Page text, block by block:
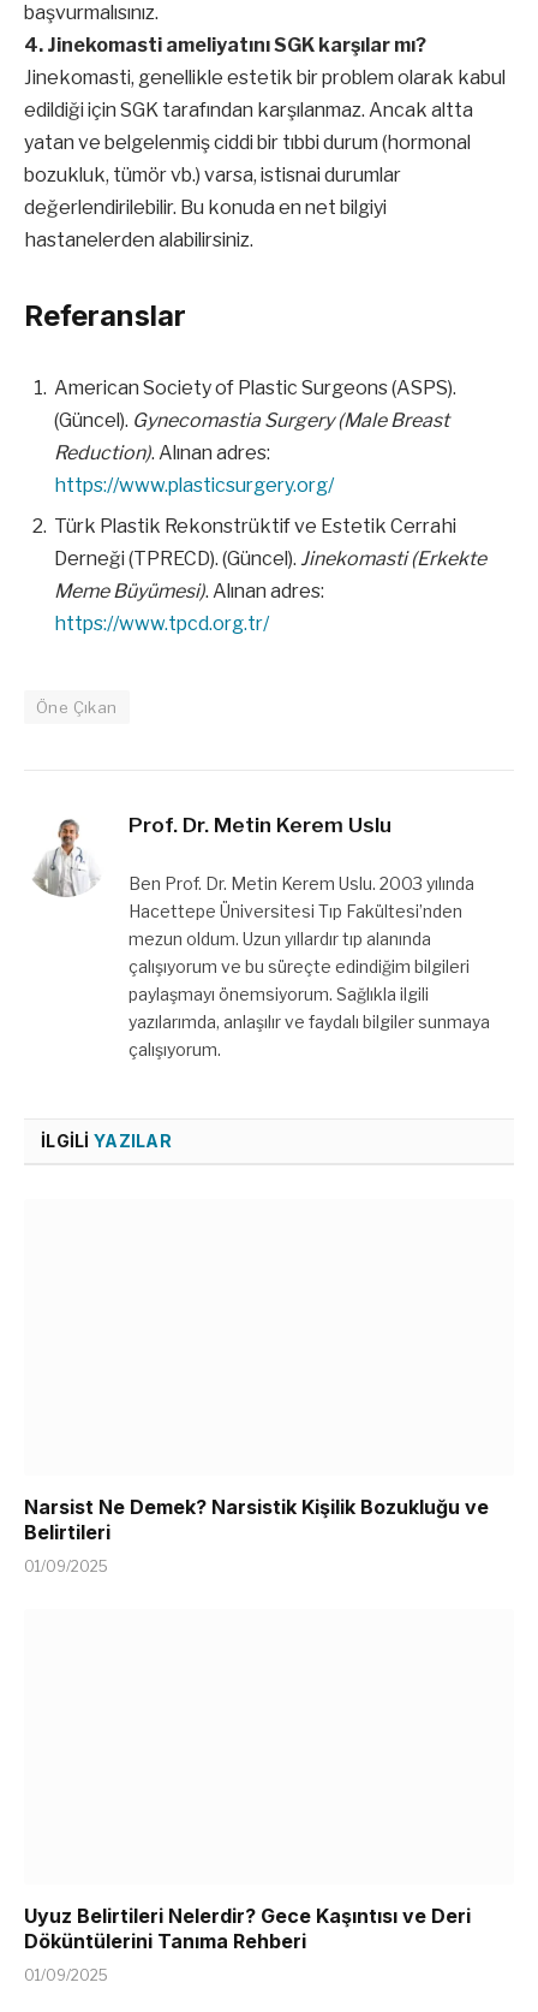
başvurmalısınız.
4. Jinekomasti ameliyatını SGK karşılar mı?
Jinekomasti, genellikle estetik bir problem olarak kabul
edildiği için SGK tarafından karşılanmaz. Ancak altta
yatan ve belgelenmiş ciddi bir tıbbi durum (hormonal
bozukluk, tümör vb.) varsa, istisnai durumlar
değerlendirilebilir. Bu konuda en net bilgiyi
hastanelerden alabilirsiniz.
Referanslar
American Society of Plastic Surgeons (ASPS).
(Güncel). Gynecomastia Surgery (Male Breast
Reduction). Alınan adres:
https://www.plasticsurgery.org/
Türk Plastik Rekonstrüktif ve Estetik Cerrahi
Derneği (TPRECD). (Güncel). Jinekomasti (Erkekte
Meme Büyümesi). Alınan adres:
https://www.tpcd.org.tr/
Öne Çıkan
Prof. Dr. Metin Kerem Uslu
Ben Prof. Dr. Metin Kerem Uslu. 2003 yılında
Hacettepe Üniversitesi Tıp Fakültesi’nden
mezun oldum. Uzun yıllardır tıp alanında
çalışıyorum ve bu süreçte edindiğim bilgileri
paylaşmayı önemsiyorum. Sağlıkla ilgili
yazılarımda, anlaşılır ve faydalı bilgiler sunmaya
çalışıyorum.
İLGILI YAZILAR
Narsist Ne Demek? Narsistik Kişilik Bozukluğu ve
Belirtileri
01/09/2025
Uyuz Belirtileri Nelerdir? Gece Kaşıntısı ve Deri
Döküntülerini Tanıma Rehberi
01/09/2025